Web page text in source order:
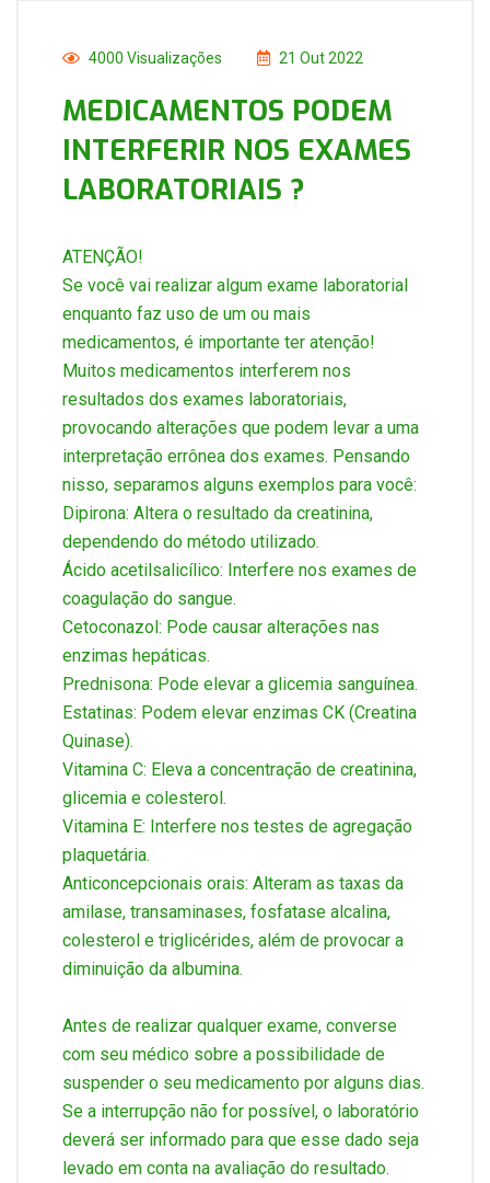
4000 Visualizações 21 Out 2022
MEDICAMENTOS PODEM
INTERFERIR NOS EXAMES
LABORATORIAIS ?
ATENÇÃO!
Se você vai realizar algum exame laboratorial
enquanto faz uso de um ou mais
medicamentos, é importante ter atenção!
Muitos medicamentos interferem nos
resultados dos exames laboratoriais,
provocando alterações que podem levar a uma
interpretação errônea dos exames. Pensando
nisso, separamos alguns exemplos para você:
Dipirona: Altera o resultado da creatinina,
dependendo do método utilizado.
Ácido acetilsalicílico: Interfere nos exames de
coagulação do sangue.
Cetoconazol: Pode causar alterações nas
enzimas hepáticas.
Prednisona: Pode elevar a glicemia sanguínea.
Estatinas: Podem elevar enzimas CK (Creatina
Quinase).
Vitamina C: Eleva a concentração de creatinina,
glicemia e colesterol.
Vitamina E: Interfere nos testes de agregação
plaquetária.
Anticoncepcionais orais: Alteram as taxas da
amilase, transaminases, fosfatase alcalina,
colesterol e triglicérides, além de provocar a
diminuição da albumina.
Antes de realizar qualquer exame, converse
com seu médico sobre a possibilidade de
suspender o seu medicamento por alguns dias.
Se a interrupção não for possível, o laboratório
deverá ser informado para que esse dado seja
levado em conta na avaliação do resultado.